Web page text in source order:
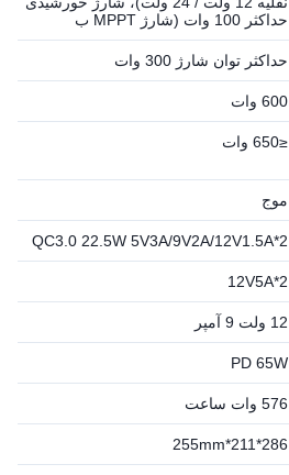
حداکثر 100 وات (شارژ MPPT ب
حداکثر توان شارژ 300 وات
600 وات
≤650 وات
موج
QC3.0 22.5W 5V3A/9V2A/12V1.5A*2
12V5A*2
12 ولت 9 آمپر
PD 65W
576 وات ساعت
286*211*255mm